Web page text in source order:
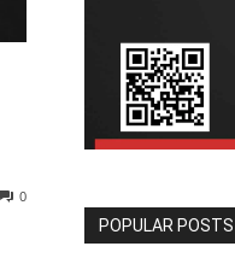
0
POPULAR POSTS